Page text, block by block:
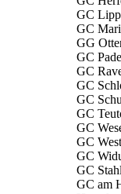
GC
GC
GG
GC
GC
GC
GC
GC
GC
GC
GC
GC
GC am